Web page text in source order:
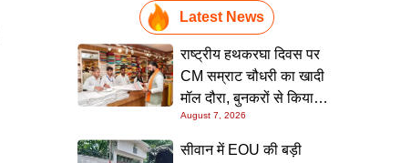
Latest News
राष्ट्रीय हथकरघा दिवस पर
CM सम्राट चौधरी का खादी
मॉल दौरा, बुनकरों से किया
संवाद और स्वदेशी उत्पादों को
बढ़ावा देने की अपील
August 7, 2026
सीवान में EOU की बड़ी